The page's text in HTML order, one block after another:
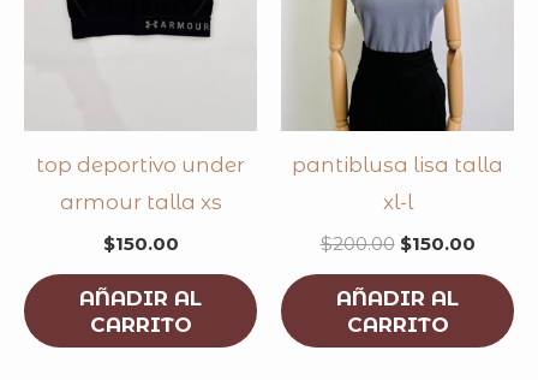
top deportivo under
armour talla xs
$150.00
AÑADIR AL
CARRITO
pantiblusa lisa talla
xl-l
$200.00 $150.00
AÑADIR AL
CARRITO